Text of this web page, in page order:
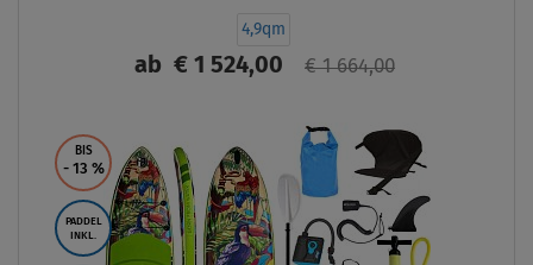
4,9qm
ab € 1 524,00 € 1 664,00
BIS
- 13 %
PADDEL
INKL.